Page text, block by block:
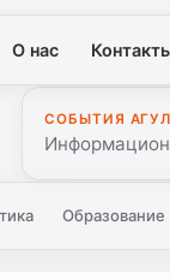
О нас
СОБЫТИЯ
Образование